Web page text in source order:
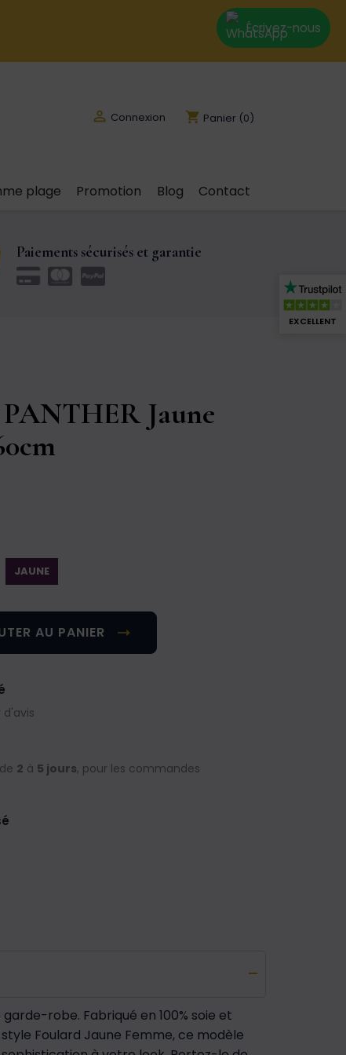
EXCELLENT
Écrivez-nous
 Connexion shopping_cart Panier (0)
plage Promotion Blog Contact
Paiements sécurisés et garantie
Jaune
JAUNE
AU PANIER
2 à 5 jours, pour les commandes
robe. Fabriqué en 100% soie et
Foulard Jaune Femme, ce modèle